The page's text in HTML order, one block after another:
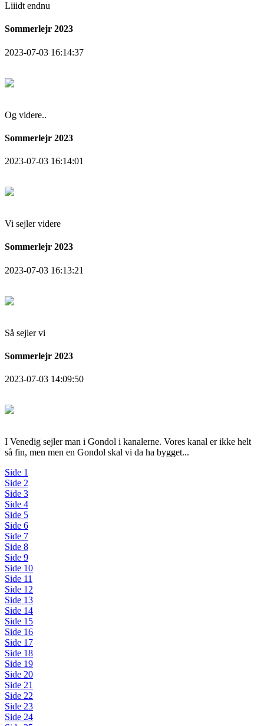
Liiidt endnu
Sommerlejr 2023
2023-07-03 16:14:37
Og videre..
Sommerlejr 2023
2023-07-03 16:14:01
Vi sejler videre
Sommerlejr 2023
2023-07-03 16:13:21
Så sejler vi
Sommerlejr 2023
2023-07-03 14:09:50
I Venedig sejler man i Gondol i kanalerne. Vores kanal er ikke helt
så fin, men men en Gondol skal vi da ha bygget...
Side 1
Side 2
Side 3
Side 4
Side 5
Side 6
Side 7
Side 8
Side 9
Side 10
Side 11
Side 12
Side 13
Side 14
Side 15
Side 16
Side 17
Side 18
Side 19
Side 20
Side 21
Side 22
Side 23
Side 24